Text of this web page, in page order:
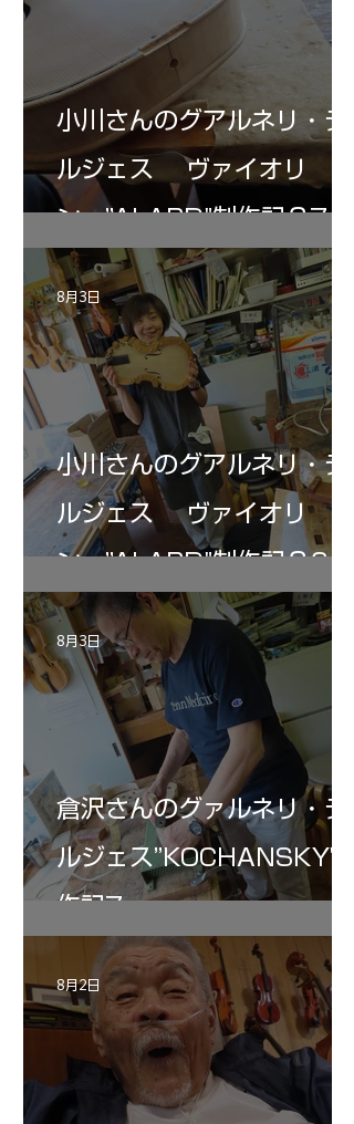
小川さんのグアルネリ・デ
ルジェス ヴァイオリ
ン ”ALARD"制作記３7
小川さんのグアルネリ・デ
ルジェス ヴァイオリ
ン ”ALARD"制作記３6
8月3日
倉沢さんのグァルネリ・デ
ルジェス”KOCHANSKY"制
作記7
8月3日
8月2日